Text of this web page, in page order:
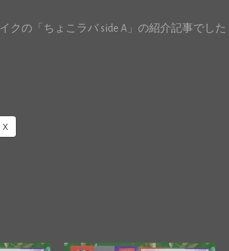
クの「ちょこラバ side A」の紹介記事でした
X